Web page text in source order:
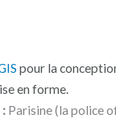
pour la
en forme.
:Parisine (la police